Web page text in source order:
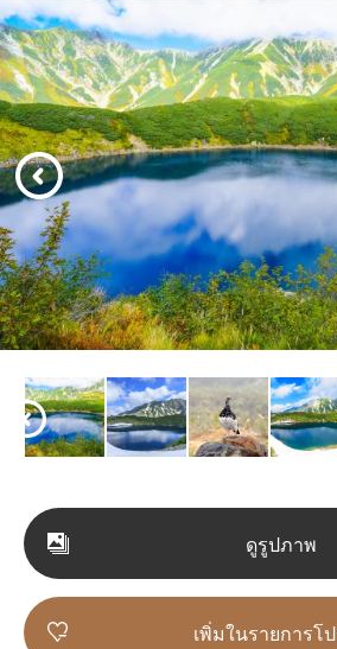
ดูรูปภาพ
เพิ่มในรายการโ